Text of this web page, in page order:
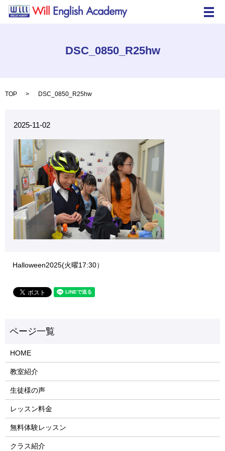
メ
DSC_0850_R25hw
TOP DSC_0850_R25hw
2025-11-02
Halloween2025(火曜17:30）
HOME
教室紹介
生徒様の声
レッスン料金
無料体験レッスン
クラス紹介